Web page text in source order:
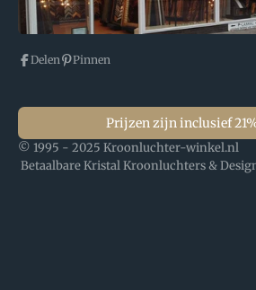
Delen Pinnen
Prijzen zijn inclusief 21%
© 1995 - 2025 Kroonluchter-
Betaalbare Kristal Kroonluchters &